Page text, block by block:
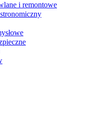
i remontowe